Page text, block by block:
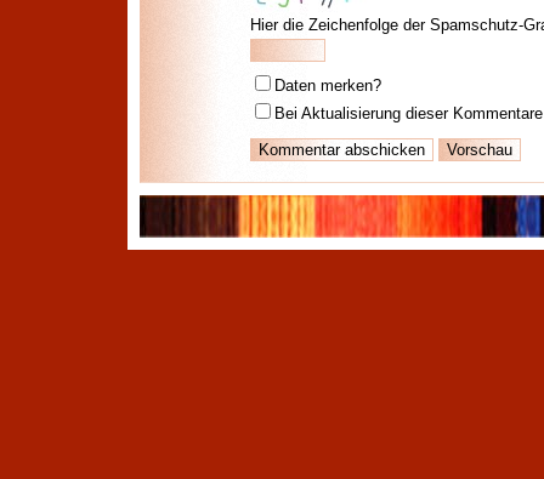
Hier die Zeichenfolge der Spamschutz-
Daten merken?
Bei Aktualisierung dieser